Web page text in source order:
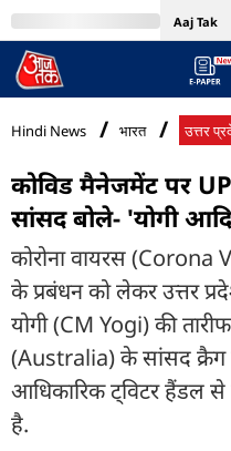
Aaj Tak
MumbaiTak
Hindi News भारत उत्तर
कोविड मैनेजमेंट पर UP
सांसद बोले- 'योगी
कोरोना वायरस (Corona
के प्रबंधन को लेकर उत्तर
योगी (CM Yogi) की
(Australia) के सांसद
आधिकारिक ट्विटर हैंडल से
है.